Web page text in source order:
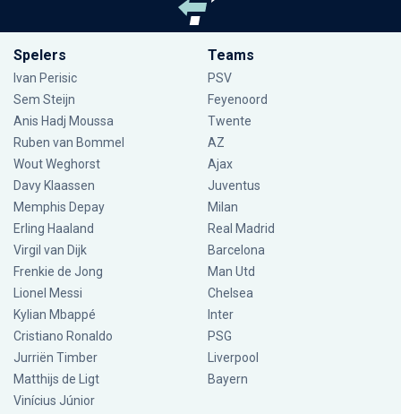
Spelers
Ivan Perisic
Sem Steijn
Anis Hadj Moussa
Ruben van Bommel
Wout Weghorst
Davy Klaassen
Memphis Depay
Erling Haaland
Virgil van Dijk
Frenkie de Jong
Lionel Messi
Kylian Mbappé
Cristiano Ronaldo
Jurriën Timber
Matthijs de Ligt
Vinícius Júnior
Teams
PSV
Feyenoord
Twente
AZ
Ajax
Juventus
Milan
Real Madrid
Barcelona
Man Utd
Chelsea
Inter
PSG
Liverpool
Bayern